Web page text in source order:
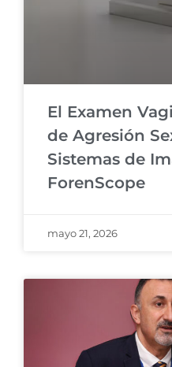
El Examen
de Agresión
Sistemas de
ForenScope
mayo 21, 2026